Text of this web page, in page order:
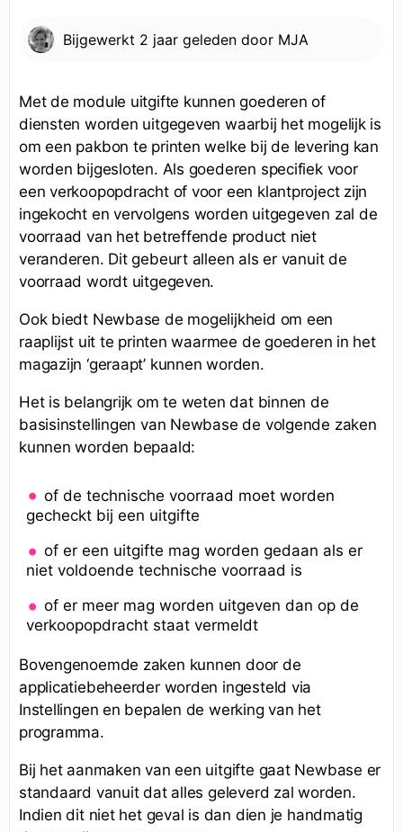
Bijgewerkt 2 jaar geleden door MJA
Met de module uitgifte kunnen goederen of
diensten worden uitgegeven waarbij het mogelijk is
om een pakbon te printen welke bij de levering kan
worden bijgesloten. Als goederen specifiek voor
een verkoopopdracht of voor een klantproject zijn
ingekocht en vervolgens worden uitgegeven zal de
voorraad van het betreffende product niet
veranderen. Dit gebeurt alleen als er vanuit de
voorraad wordt uitgegeven.
Ook biedt Newbase de mogelijkheid om een
raaplijst uit te printen waarmee de goederen in het
magazijn ‘geraapt’ kunnen worden.
Het is belangrijk om te weten dat binnen de
basisinstellingen van Newbase de volgende zaken
kunnen worden bepaald:
of de technische voorraad moet worden
gecheckt bij een uitgifte
of er een uitgifte mag worden gedaan als er
niet voldoende technische voorraad is
of er meer mag worden uitgeven dan op de
verkoopopdracht staat vermeldt
Bovengenoemde zaken kunnen door de
applicatiebeheerder worden ingesteld via
Instellingen en bepalen de werking van het
programma.
Bij het aanmaken van een uitgifte gaat Newbase er
standaard vanuit dat alles geleverd zal worden.
Indien dit niet het geval is dan dien je handmatig